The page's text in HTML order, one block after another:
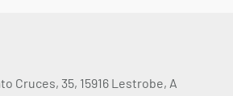
Cruces, 35, 15916 Lestrobe, A